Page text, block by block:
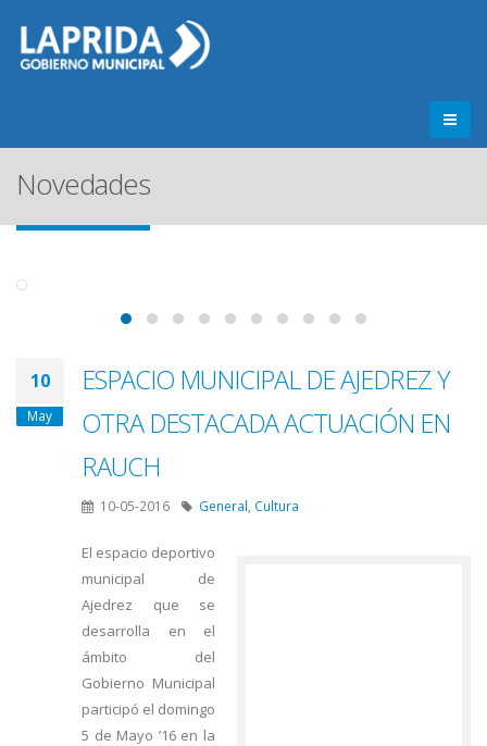
Novedades
10
May
ESPACIO MUNICIPAL DE AJEDREZ Y
OTRA DESTACADA ACTUACIÓN EN
RAUCH
10-05-2016 General Cultura
El espacio deportivo
municipal de
Ajedrez que se
desarrolla en el
ámbito del
Gobierno Municipal
participó el domingo
5 de Mayo ’16 en la